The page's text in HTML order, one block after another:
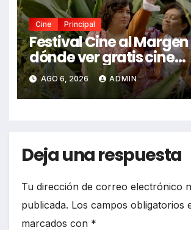
Cine Principal
Festival Cine al Margen
dónde ver gratis cine
mexicano
CDMX y en línea
AGO 6, 2026 ADMIN
Deja una respuesta
Tu dirección de correo electrónico
publicada. Los campos obligatorios
marcados con *